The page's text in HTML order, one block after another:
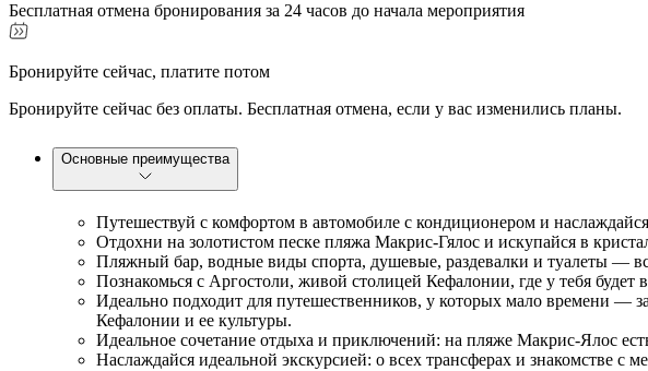
Бесплатная отмена бронирования за 24 часов до начала мероприятия
Бронируйте сейчас, платите потом
Бронируйте сейчас без оплаты. Бесплатная отмена, если у вас изменились планы.
Основные преимущества
Путешествуй с комфортом в автомобиле с кондиционером и
Отдохни на золотистом песке пляжа Макрис-Гялос и искупайся в
Пляжный бар, водные виды спорта, душевые, раздевалки и туалеты —
Познакомься с Аргостоли, живой столицей Кефалонии, где у тебя
Идеально подходит для путешественников, у которых мало времени —
Кефалонии и ее культуры.
Идеальное сочетание отдыха и приключений: на пляже Макрис-Ялос
Наслаждайся идеальной экскурсией: о всех трансферах и знакомстве